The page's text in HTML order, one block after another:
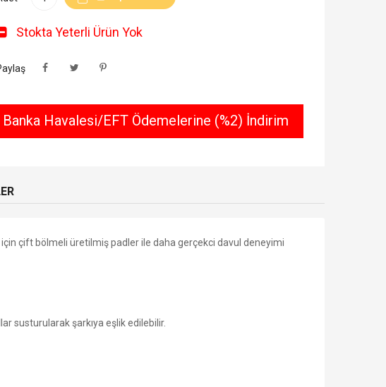
Stokta Yeterli Ürün Yok
Banka Havalesi/EFT Ödemelerine (%2) İndirim
çift bölmeli üretilmiş padler ile daha gerçekci davul deneyimi
susturularak şarkıya eşlik edilebilir.